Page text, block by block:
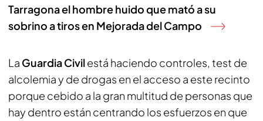
Tarragona el hombre huido que mató a su
sobrino a tiros en Mejorada del Campo
La Guardia Civilestá haciendo controles, test de
alcolemia y de drogas en el acceso a este recinto
porque cebido a la gran multitud de personas que
hay dentro están centrando los esfuerzos en que